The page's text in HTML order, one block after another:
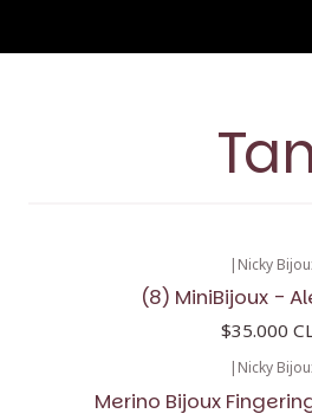
| Nicky
(8) MiniBijoux -
$35.000
| Nicky
Merino Bijoux